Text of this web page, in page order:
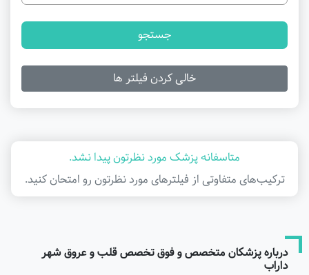
جستجو
خالی کردن فیلتر ها
متاسفانه پزشک مورد نظرتون پیدا نشد.
ترکیب‌های متفاوتی از فیلتر‌های مورد نظرتون رو امتحان کنید.
درباره پزشکان متخصص و فوق تخصص قلب و عروق شهر
داراب